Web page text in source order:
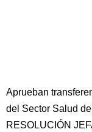
Aprueban
del Sector Salud
RESOLUCIÓN